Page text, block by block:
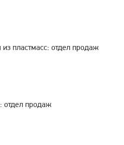
пластмасс: отдел продаж
отдел продаж